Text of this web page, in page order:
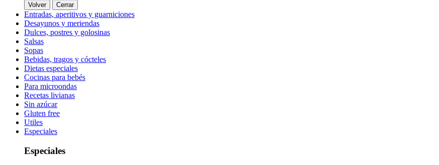
Volver Cerrar
Entradas, aperitivos y guarniciones
Desayunos y meriendas
Dulces, postres y golosinas
Salsas
Sopas
Bebidas, tragos y cócteles
Dietas especiales
Cocinas para bebés
Para microondas
Recetas livianas
Sin azúcar
Gluten free
Utiles
Especiales
Especiales